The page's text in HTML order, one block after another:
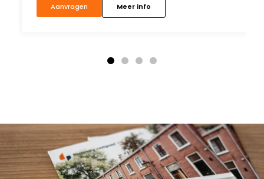
Aanvragen Meer info